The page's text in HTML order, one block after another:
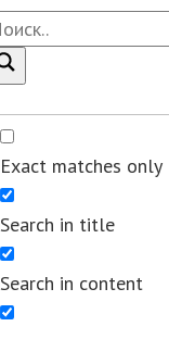
Exact matches only
Search in title
Search in content